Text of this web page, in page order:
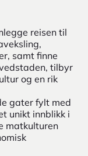
reisen til
samt finne
tilbyr
og en rik
gater fylt med
unikt innblikk i
matkulturen